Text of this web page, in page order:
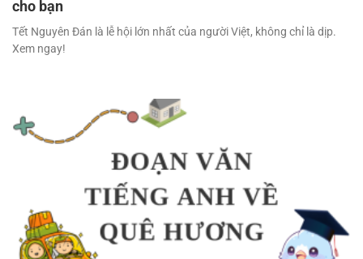
cho bạn
Tết Nguyên Đán là lễ hội lớn nhất của người Việt, không chỉ là dịp.
Xem ngay!